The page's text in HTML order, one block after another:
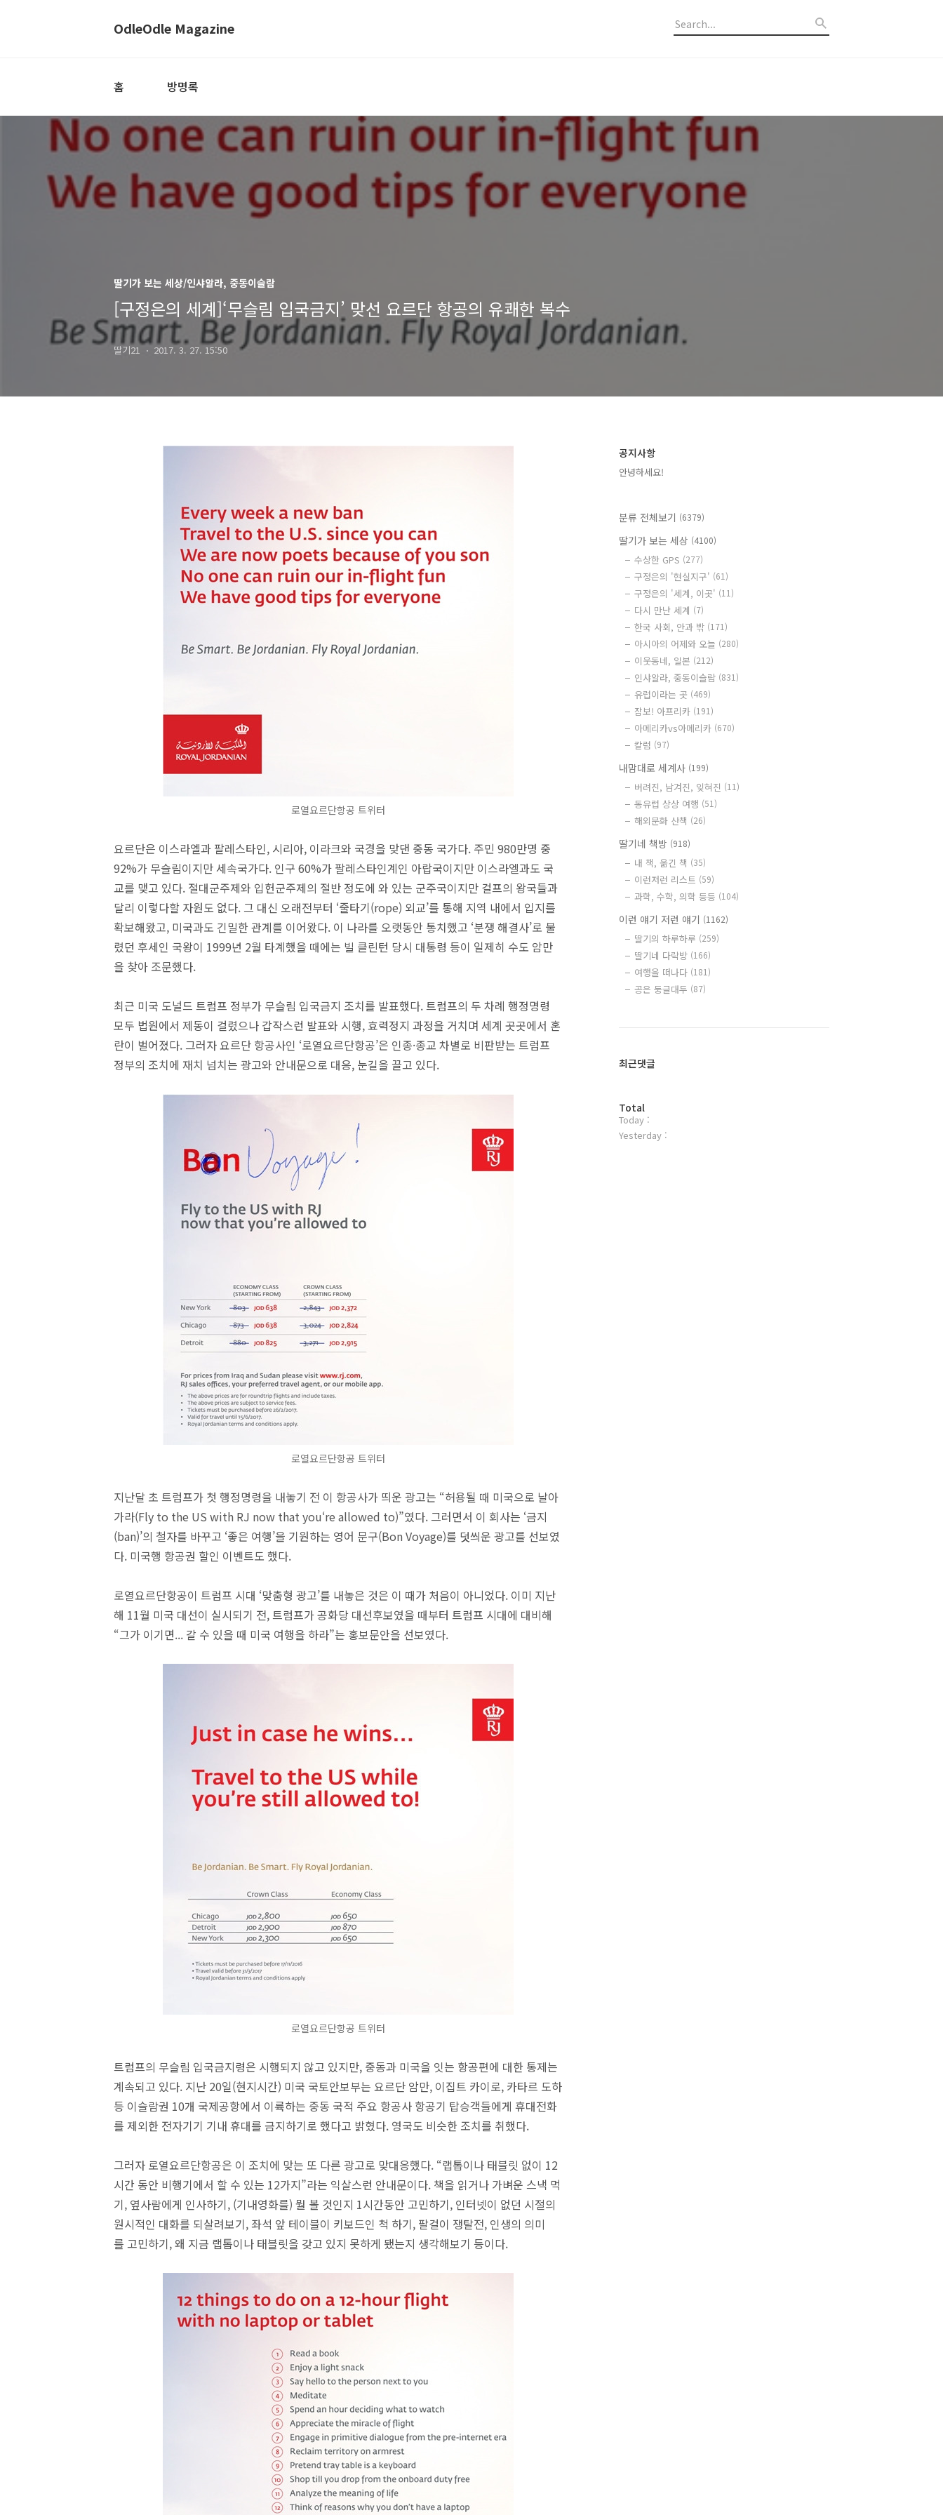
OdleOdle Magazine
홈 방명록
딸기가 보는 세상/인샤알라, 중동이슬람
딸기21 2017. 3. 27. 15:50
로열요르단항공 트위터
요르단은 이스라엘과 팔레스타인, 시리아, 이라크와 국경을 맞댄 중동 국가다. 주민 980만명 중
92%가 무슬림이지만 세속국가다. 인구 60%가 팔레스타인계인 아랍국이지만 이스라엘과도 국
교를 맺고 있다. 절대군주제와 입헌군주제의 절반 정도에 와 있는 군주국이지만 걸프의 왕국들과
달리 이렇다할 자원도 없다. 그 대신 오래전부터 ‘줄타기(rope) 외교’를 통해 지역 내에서 입지를
확보해왔고, 미국과도 긴밀한 관계를 이어왔다. 이 나라를 오랫동안 통치했고 ‘분쟁 해결사’로 불
렸던 후세인 국왕이 1999년 2월 타계했을 때에는 빌 클린턴 당시 대통령 등이 일제히 수도 암만
을 찾아 조문했다.
최근 미국 도널드 트럼프 정부가 무슬림 입국금지 조치를 발표했다. 트럼프의 두 차례 행정명령
모두 법원에서 제동이 걸렸으나 갑작스런 발표와 시행, 효력정지 과정을 거치며 세계 곳곳에서 혼
란이 벌어졌다. 그러자 요르단 항공사인 ‘로열요르단항공’은 인종·종교 차별로 비판받는 트럼프
정부의 조치에 재치 넘치는 광고와 안내문으로 대응, 눈길을 끌고 있다.
로열요르단항공 트위터
지난달 초 트럼프가 첫 행정명령을 내놓기 전 이 항공사가 띄운 광고는 “허용될 때 미국으로 날아
가라(Fly to the US with RJ now that you‘re allowed to)”였다. 그러면서 이 회사는 ‘금지
(ban)’의 철자를 바꾸고 ‘좋은 여행’을 기원하는 영어 문구(Bon Voyage)를 덧씌운 광고를 선보였
다. 미국행 항공권 할인 이벤트도 했다.
로열요르단항공이 트럼프 시대 ‘맞춤형 광고’를 내놓은 것은 이 때가 처음이 아니었다. 이미 지난
해 11월 미국 대선이 실시되기 전, 트럼프가 공화당 대선후보였을 때부터 트럼프 시대에 대비해
“그가 이기면... 갈 수 있을 때 미국 여행을 하라”는 홍보문안을 선보였다.
로열요르단항공 트위터
트럼프의 무슬림 입국금지령은 시행되지 않고 있지만, 중동과 미국을 잇는 항공편에 대한 통제는
계속되고 있다. 지난 20일(현지시간) 미국 국토안보부는 요르단 암만, 이집트 카이로, 카타르 도하
등 이슬람권 10개 국제공항에서 이륙하는 중동 국적 주요 항공사 항공기 탑승객들에게 휴대전화
를 제외한 전자기기 기내 휴대를 금지하기로 했다고 밝혔다. 영국도 비슷한 조치를 취했다.
그러자 로열요르단항공은 이 조치에 맞는 또 다른 광고로 맞대응했다. “랩톱이나 태블릿 없이 12
시간 동안 비행기에서 할 수 있는 12가지”라는 익살스런 안내문이다. 책을 읽거나 가벼운 스낵 먹
기, 옆사람에게 인사하기, (기내영화를) 뭘 볼 것인지 1시간동안 고민하기, 인터넷이 없던 시절의
원시적인 대화를 되살려보기, 좌석 앞 테이블이 키보드인 척 하기, 팔걸이 쟁탈전, 인생의 의미
를 고민하기, 왜 지금 랩톱이나 태블릿을 갖고 있지 못하게 됐는지 생각해보기 등이다.
공지사항
안녕하세요!
분류 전체보기 (6379)
딸기가 보는 세상 (4100)
수상한 GPS (277)
구정은의 '현실지구' (61)
구정은의 '세계, 이곳' (11)
다시 만난 세계 (7)
한국 사회, 안과 밖 (171)
아시아의 어제와 오늘 (280)
이웃동네, 일본 (212)
인샤알라, 중동이슬람 (831)
유럽이라는 곳 (469)
잠보! 아프리카 (191)
아메리카vs아메리카 (670)
칼럼 (97)
내맘대로 세계사 (199)
버려진, 남겨진, 잊혀진 (11)
동유럽 상상 여행 (51)
해외문화 산책 (26)
딸기네 책방 (918)
내 책, 옮긴 책 (35)
이런저런 리스트 (59)
과학, 수학, 의학 등등 (104)
이런 얘기 저런 얘기 (1162)
딸기의 하루하루 (259)
딸기네 다락방 (166)
여행을 떠나다 (181)
공은 둥글대두 (87)
최근댓글
방
문
자
Total
Today :
Yesterday :